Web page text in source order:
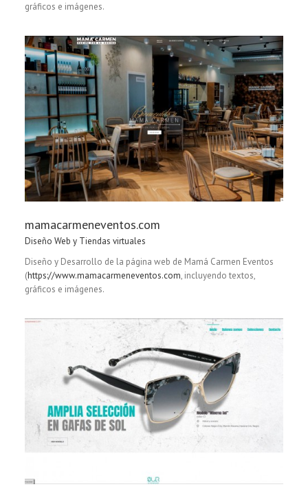
gráficos e imágenes.
mamacarmeneventos.com
Diseño Web y Tiendas virtuales
Diseño y Desarrollo de la página web de Mamá Carmen Eventos
(https://www.mamacarmeneventos.com, incluyendo textos,
gráficos e imágenes.